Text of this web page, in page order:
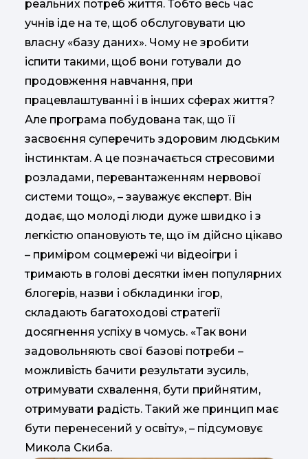
реальних потреб життя. Тобто весь час
учнів іде на те, щоб обслуговувати цю
власну «базу даних». Чому не зробити
іспити такими, щоб вони готували до
продовження навчання, при
працевлаштуванні і в інших сферах життя?
Але програма побудована так, що її
засвоєння суперечить здоровим людським
інстинктам. А це позначається стресовими
розладами, перевантаженням нервової
системи тощо», – зауважує експерт. Він
додає, що молоді люди дуже швидко і з
легкістю опановують те, що їм дійсно цікаво
– приміром соцмережі чи відеоігри і
тримають в голові десятки імен популярних
блогерів, назви і обкладинки ігор,
складають багатоходові стратегії
досягнення успіху в чомусь. «Так вони
задовольняють свої базові потреби –
можливість бачити результати зусиль,
отримувати схвалення, бути прийнятим,
отримувати радість. Такий же принцип має
бути перенесений у освіту», – підсумовує
Микола Скиба.